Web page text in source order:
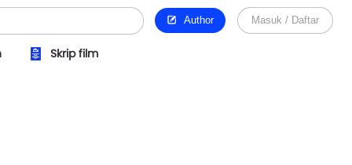
Author Masuk / Daftar
Skrip film